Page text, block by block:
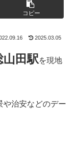
コピー
2025.03.05
山田駅を現地
や治安などのデー